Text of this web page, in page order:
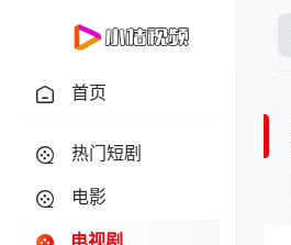
首页
热门短剧
电影
电视剧